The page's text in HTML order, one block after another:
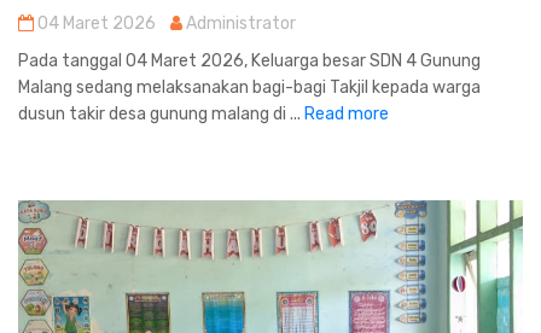
04 Maret 2026
Administrator
Pada tanggal 04 Maret 2026, Keluarga besar SDN 4 Gunung
Malang sedang melaksanakan bagi-bagi Takjil kepada warga
dusun takir desa gunung malang di ... Read more